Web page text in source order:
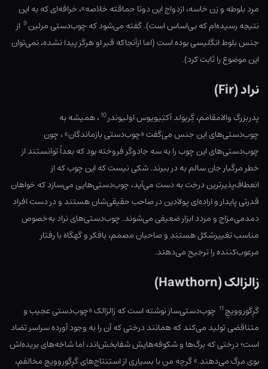
مرد بلوطه و زن خاسه، ازدواج این دوتا حماقته خلاصه»، خرافه‌ای که به این
نتیجه رسیده‌ام که بی‌اساس است). گفته می‌شود که چوب‌دستی مرلین9 از
جنس بلوط انگلیسی بوده است (اما ازآنجاکه قبر او هرگز پیدا نشده، نمی‌توان
این موضوع را ثابت کرد).
نراد (Fir)
پدربزرگ والامقامم، گِربولد آکتِیویوس اولیوندر10 ، همیشه به
چوب‌دستی‌های این جنس می‌گفت «چوب‌دستی بازماندگان» ، چون
چوب‌دستی‌های این چوب را به سه جادوگر فروخته بود که بعداً توانستند از
خطر مرگبار جان سالم به در ببرند. شکی نیست که این چوب که از
انعطاف‌پذیرترین درخت به دست می‌آید، چوب‌دستی‌هایی می‌سازد که خواهان
قدرتی پایدار و اراده‌ای پولادین در صاحب حقیقی‌شان هستند و در دست افراد
دمدمی‌مزاج و مردد ابزار ضعیفی می‌شوند. چوب‌دستی‌های نراد به‌خصوص
مناسب تغییرشکل هستند و صاحبان مصمم، بافکر و گهگاه با رفتار
مرعوب‌کننده را ترجیح می‌دهند.
زالزالک (Hawthorn)
گرِگوروویچِ 11 چوب‌دستی‌ساز نوشته است که زالزالک «چوب‌دستی عجیب و
متناقضی تولید می‌کند که همانند درختی که آن را به وجود آورده سراسر تضاد
است؛ درختی که برگ‌ها و شکوفه‌هایش شفابخش‌اند، اما شاخه‌های بریده‌اش
بوی مرگ می‌دهند.» گرچه من با بسیاری از استنتاج‌های گرِگوروویچ مخالفم،